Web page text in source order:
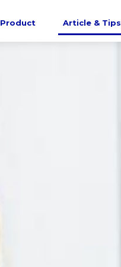
Product Article & Tips